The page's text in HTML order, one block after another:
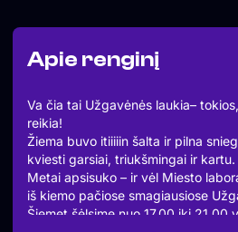
Apie renginį
Va čia tai Užgavėnės laukia–
reikia!
Žiema buvo itiiiiin šalta ir pilna
kviesti garsiai, triukšmingai ir kartu.
Metai apsisuko – ir vėl Miesto
iš kiemo pačiose smagiausiose
Šiemet šėlsime nuo 17.00 iki 21.00